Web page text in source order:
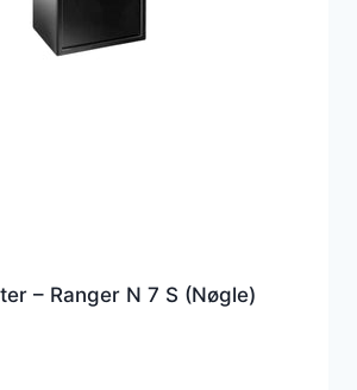
– Ranger N 7 S (Nøgle)